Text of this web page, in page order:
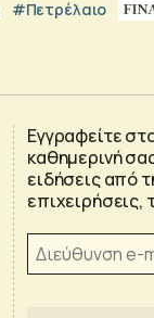
#Πετρέλαιο
Εγγραφείτε
καθημερινή
ειδήσεις από
επιχειρήσεις,